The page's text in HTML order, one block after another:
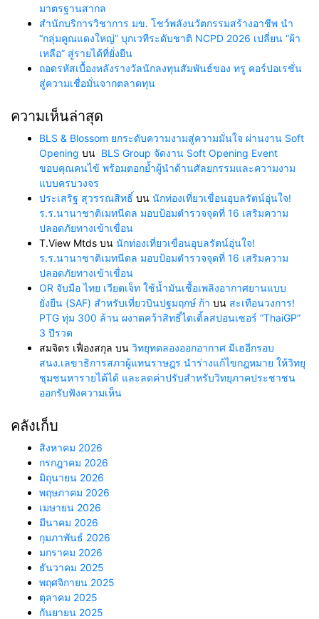
มาตรฐานสากล
สำนักบริการวิชาการ มข. โชว์พลังนวัตกรรมสร้างอาชีพ นำ
“กลุ่มคูณแดงใหญ่” บุกเวทีระดับชาติ NCPD 2026 เปลี่ยน “ผ้า
เหลือ” สู่รายได้ที่ยั่งยืน
ถอดรหัสเบื้องหลังรางวัลนักลงทุนสัมพันธ์ของ ทรู คอร์ปอเรชั่น
สู่ความเชื่อมั่นจากตลาดทุน
ความเห็นล่าสุด
BLS & Blossom ยกระดับความงามสู่ความมั่นใจ ผ่านงาน Soft
Opening บน BLS Group จัดงาน Soft Opening Event
ขอบคุณคนไข้ พร้อมตอกย้ำผู้นำด้านศัลยกรรมและความงาม
แบบครบวงจร
ประเสริฐ สุวรรณสิทธิ์ บน นักท่องเที่ยวเขื่อนอุบลรัตน์อุ่นใจ!
ร.ร.นานาชาติเมทนีดล มอบป้อมตำรวจจุดที่ 16 เสริมความ
ปลอดภัยทางเข้าเขื่อน
T.View Mtds บน นักท่องเที่ยวเขื่อนอุบลรัตน์อุ่นใจ!
ร.ร.นานาชาติเมทนีดล มอบป้อมตำรวจจุดที่ 16 เสริมความ
ปลอดภัยทางเข้าเขื่อน
OR จับมือ ไทย เวียตเจ็ท ใช้น้ำมันเชื้อเพลิงอากาศยานแบบ
ยั่งยืน (SAF) สำหรับเที่ยวบินปฐมฤกษ์ ก้า บน สะเทือนวงการ!
PTG ทุ่ม 300 ล้าน ผงาดคว้าสิทธิ์ไตเติ้ลสปอนเซอร์ “ThaiGP”
3 ปีรวด
สมจิตร เฟื่องสกุล บน วิทยุทดลองออกอากาศ มีเฮอีกรอบ
สนง.เลขาธิการสภาผู้แทนราษฎร นำร่างแก้ไขกฎหมาย ให้วิทยุ
ชุมชนหารายได้ได้ และลดค่าปรับสำหรับวิทยุภาคประชาชน
ออกรับฟังความเห็น
คลังเก็บ
สิงหาคม 2026
กรกฎาคม 2026
มิถุนายน 2026
พฤษภาคม 2026
เมษายน 2026
มีนาคม 2026
กุมภาพันธ์ 2026
มกราคม 2026
ธันวาคม 2025
พฤศจิกายน 2025
ตุลาคม 2025
กันยายน 2025